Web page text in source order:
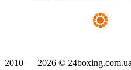
2010 — 2026 ©